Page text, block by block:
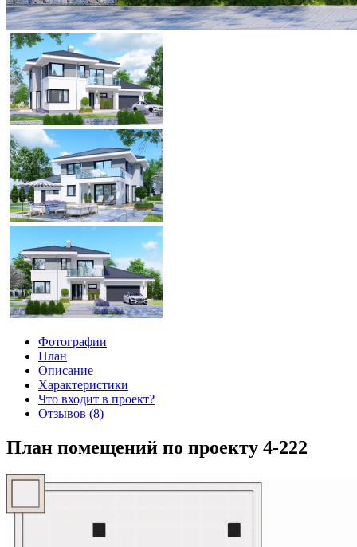
Фотографии
План
Описание
Характеристики
Что входит в проект?
Отзывов (8)
План помещений по проекту 4-222